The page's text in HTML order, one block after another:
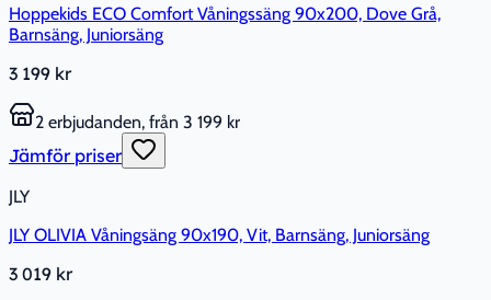
Hoppekids ECO Comfort Våningssäng 90x200, Dove Grå,
Barnsäng, Juniorsäng
3 199 kr
2 erbjudanden, från 3 199 kr
Jämför priser
JLY
JLY OLIVIA Våningsäng 90x190, Vit, Barnsäng, Juniorsäng
3 019 kr